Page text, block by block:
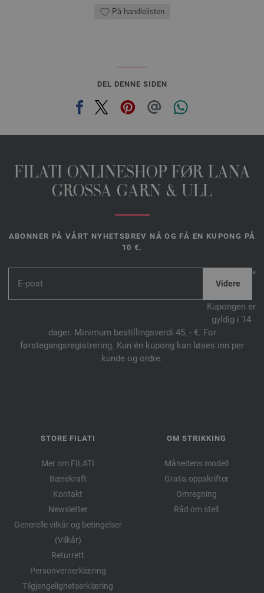
På handlelisten
DEL DENNE SIDEN
FILATI ONLINESHOP FØR LANA
GROSSA GARN & ULL
ABONNER PÅ VÅRT NYHETSBREV NÅ OG FÅ EN KUPONG PÅ
10 €.
*
Kupongen er
gyldig i 14
dager. Minimum bestillingsverdi 45, - €. For
førstegangsregistrering. Kun én kupong kan løses inn per
kunde og ordre.
STORE FILATI
Mer om FILATI
Bærekraft
Kontakt
Newsletter
Generelle vilkår og betingelser
(Vilkår)
Returrett
Personvernerklæring
Tilgjengelighetserklæring
OM STRIKKING
Månedens modell
Gratis oppskrifter
Omregning
Råd om stell